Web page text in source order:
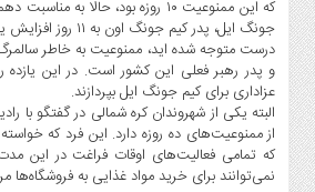
خانه
اخبار
روز
بین
الملل
شورا
و
که این ممنوعیت ۱۰ روزه بود، حالا
جونگ ایل، پدر کیم جونگ اون به ۱۱ روز افزایش یافته است.
درست متوجه شده اید، ممنوعیت به خاطر
و پدر رهبر فعلی این کشور است. در این یازده
عزاداری برای کیم جونگ ایل بپردازند.
البته یکی از شهروندان کره شمالی در گفتگو با
از ممنوعیت‌های ده روزه دارد. این فرد که
که تمامی فعالیت‌های اوقات فراغت در این
نمی‌توانند برای خرید مواد غذایی به فروشگاه‌ها